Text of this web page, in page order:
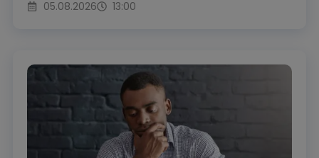
05.08.2026
13:00